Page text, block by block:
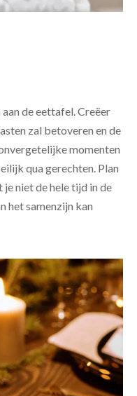
de eettafel. Creëer
zal betoveren en de
momenten
qua gerechten. Plan
niet de hele tijd in de
het samenzijn kan